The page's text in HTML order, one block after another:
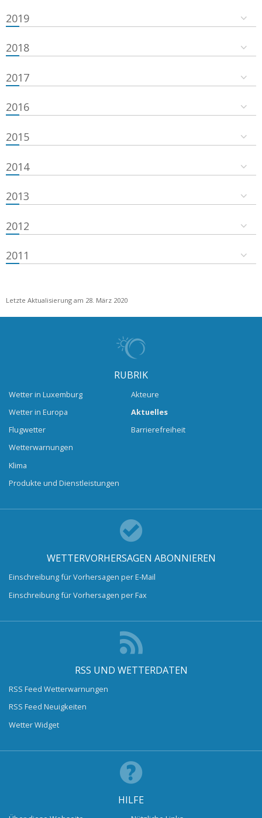
2019
2018
2017
2016
2015
2014
2013
2012
2011
Letzte Aktualisierung am 28. März 2020
RUBRIK
Wetter in Luxemburg
Wetter in Europa
Flugwetter
Wetterwarnungen
Klima
Produkte und Dienstleistungen
Akteure
Aktuelles
Barrierefreiheit
WETTERVORHERSAGEN ABONNIEREN
Einschreibung für Vorhersagen per E-Mail
Einschreibung für Vorhersagen per Fax
RSS UND WETTERDATEN
RSS Feed Wetterwarnungen
RSS Feed Neuigkeiten
Wetter Widget
HILFE